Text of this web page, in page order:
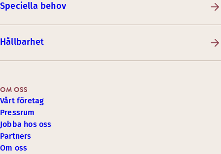
Speciella behov
Hållbarhet
OM OSS
Vårt företag
Pressrum
Jobba hos oss
Partners
Om oss